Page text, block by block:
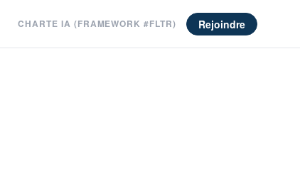
CHARTE IA (FRAMEWORK #FLTR) Rejoindre